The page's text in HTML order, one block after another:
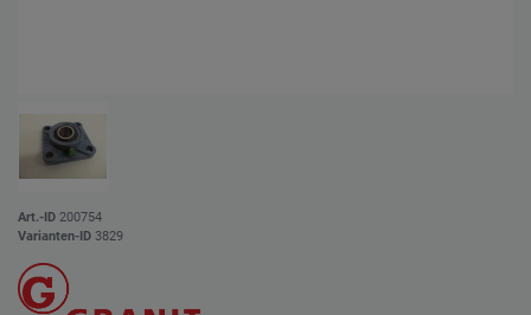
Art.-ID 200754
Varianten-ID 3829